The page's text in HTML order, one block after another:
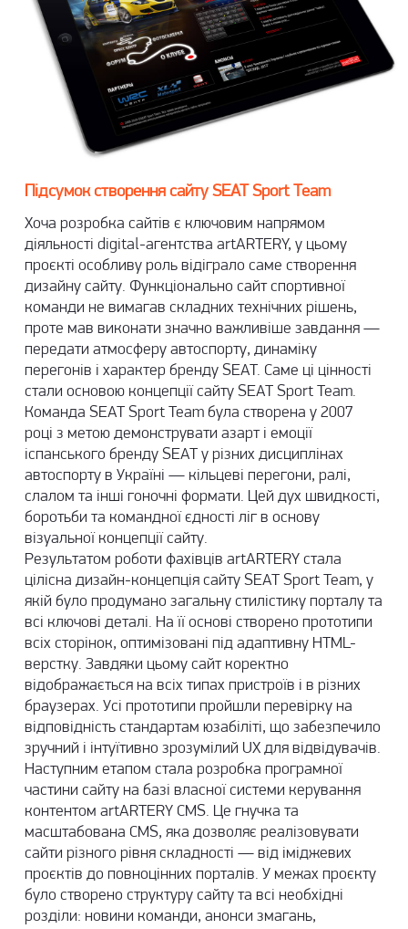
Підсумок створення сайту SEAT Sport Team
Хоча розробка сайтів є ключовим напрямом
діяльності digital-агентства artARTERY, у цьому
проєкті особливу роль відіграло саме створення
дизайну сайту. Функціонально сайт спортивної
команди не вимагав складних технічних рішень,
проте мав виконати значно важливіше завдання —
передати атмосферу автоспорту, динаміку
перегонів і характер бренду SEAT. Саме ці цінності
стали основою концепції сайту SEAT Sport Team.
Команда SEAT Sport Team була створена у 2007
році з метою демонструвати азарт і емоції
іспанського бренду SEAT у різних дисциплінах
автоспорту в Україні — кільцеві перегони, ралі,
слалом та інші гоночні формати. Цей дух швидкості,
боротьби та командної єдності ліг в основу
візуальної концепції сайту.
Результатом роботи фахівців artARTERY стала
цілісна дизайн-концепція сайту SEAT Sport Team, у
якій було продумано загальну стилістику порталу та
всі ключові деталі. На її основі створено прототипи
всіх сторінок, оптимізовані під адаптивну HTML-
верстку. Завдяки цьому сайт коректно
відображається на всіх типах пристроїв і в різних
браузерах. Усі прототипи пройшли перевірку на
відповідність стандартам юзабіліті, що забезпечило
зручний і інтуїтивно зрозумілий UX для відвідувачів.
Наступним етапом стала розробка програмної
частини сайту на базі власної системи керування
контентом artARTERY CMS. Це гнучка та
масштабована CMS, яка дозволяє реалізовувати
сайти різного рівня складності — від іміджевих
проєктів до повноцінних порталів. У межах проєкту
було створено структуру сайту та всі необхідні
розділи: новини команди, анонси змагань,